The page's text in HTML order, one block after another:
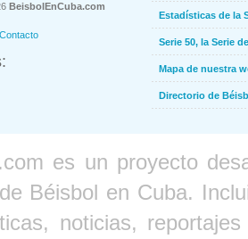
BeisbolEnCuba.com
Contacto
Estadísticas de la
Serie 50, la Serie
Mapa de nuestra
Directorio de
es un proyecto
Béisbol en Cuba.
noticias,